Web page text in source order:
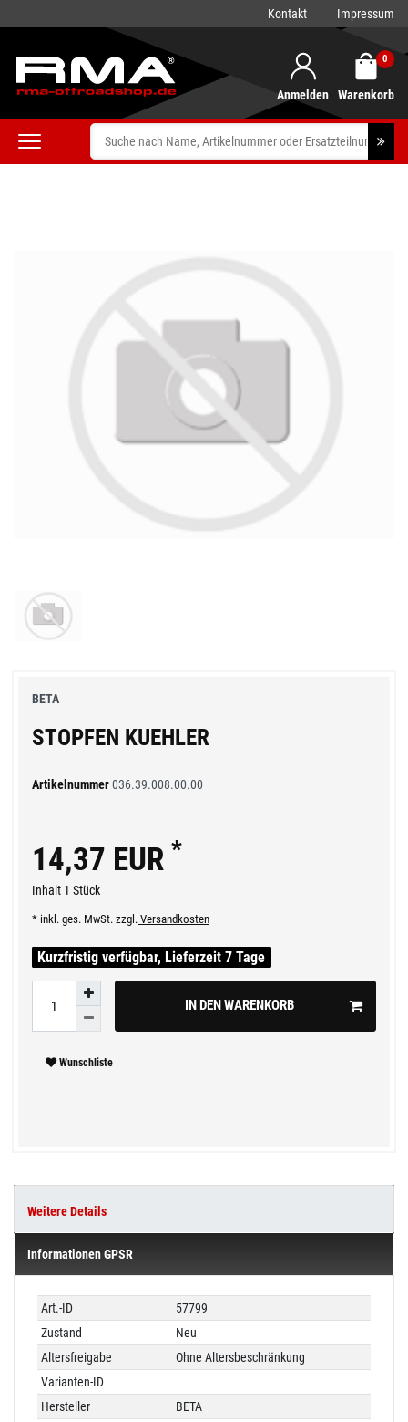
Kontakt Impressum
Anmelden
0
Warenkorb
BETA
STOPFEN KUEHLER
Artikelnummer036.39.008.00.00
14,37 EUR *
Inhalt 1 Stück
* inkl. ges. MwSt. zzgl. Versandkosten
Kurzfristig verfügbar, Lieferzeit 7 Tage
IN DEN WARENKORB
Wunschliste
Weitere Details
Informationen GPSR
Technisches
Merkmal
Wert
Art.-ID
57799
Zustand
Neu
Altersfreigabe
Ohne Altersbeschränkung
Varianten-ID
Hersteller
BETA